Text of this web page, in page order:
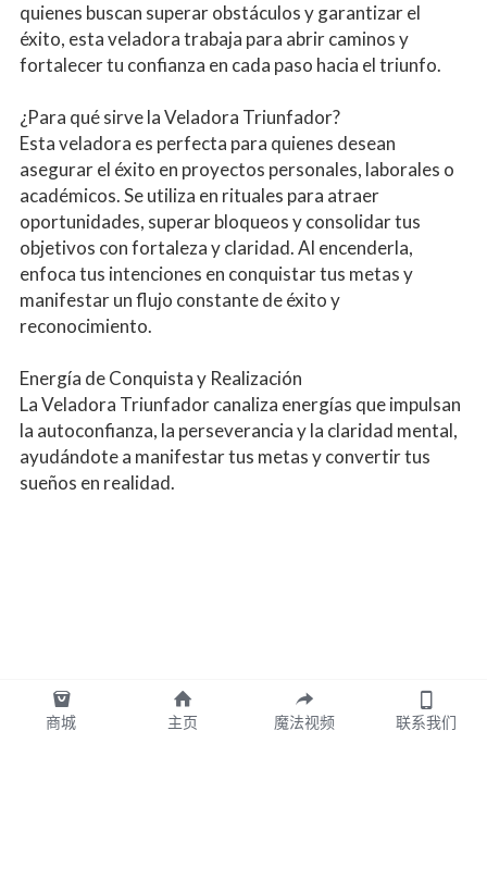
quienes buscan superar obstáculos y garantizar el
éxito, esta veladora trabaja para abrir caminos y
fortalecer tu confianza en cada paso hacia el triunfo.
¿Para qué sirve la Veladora Triunfador?
Esta veladora es perfecta para quienes desean
asegurar el éxito en proyectos personales, laborales o
académicos. Se utiliza en rituales para atraer
oportunidades, superar bloqueos y consolidar tus
objetivos con fortaleza y claridad. Al encenderla,
enfoca tus intenciones en conquistar tus metas y
manifestar un flujo constante de éxito y
reconocimiento.
Energía de Conquista y Realización
La Veladora Triunfador canaliza energías que impulsan
la autoconfianza, la perseverancia y la claridad mental,
ayudándote a manifestar tus metas y convertir tus
sueños en realidad.
商城 主页 魔法视频 联系我们